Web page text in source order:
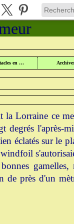
Souvenirs de concerts et de spectacles en Lorraine
AU LAC DE MADINE
la Lorraine ce
degrés l'après-
éclatés sur le
gamelles,
de près d'un